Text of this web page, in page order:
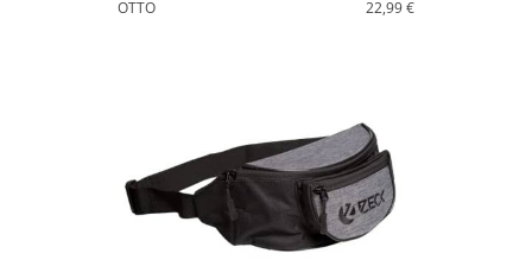
OTTO
22,99 €